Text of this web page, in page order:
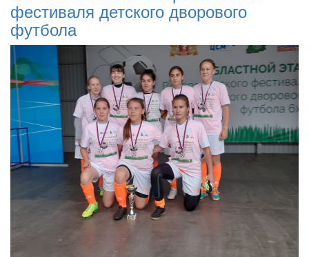
фестиваля детского дворового
футбола